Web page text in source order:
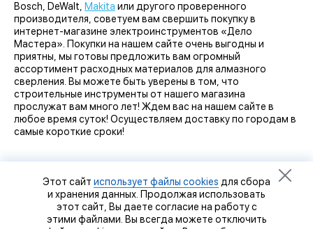
Bosch, DeWalt,
Makita или другого проверенного
производителя, советуем вам свершить покупку в
интернет-магазине электроинструментов «Дело
Мастера». Покупки на нашем сайте очень выгодны и
приятны, мы готовы предложить вам огромный
ассортимент расходных материалов для алмазного
сверления. Вы можете быть уверены в том, что
строительные инструменты от нашего магазина
прослужат вам много лет! Ждем вас на нашем сайте в
любое время суток! Осуществляем доставку по городам в
самые короткие сроки!
Этот сайт использует файлы cookies для сбора
и хранения данных. Продолжая использовать
этот сайт, Вы даете согласие на работу с
этими файлами. Вы всегда можете отключить